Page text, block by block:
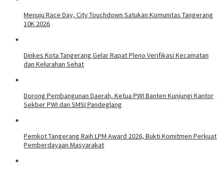
Menuju Race Day, City Touchdown Satukan Komunitas Tangerang
10K 2026
Dinkes Kota Tangerang Gelar Rapat Pleno Verifikasi Kecamatan
dan Kelurahan Sehat
Dorong Pembangunan Daerah, Ketua PWI Banten Kunjungi Kantor
Sekber PWI dan SMSI Pandeglang
Pemkot Tangerang Raih LPM Award 2026, Bukti Komitmen Perkuat
Pemberdayaan Masyarakat